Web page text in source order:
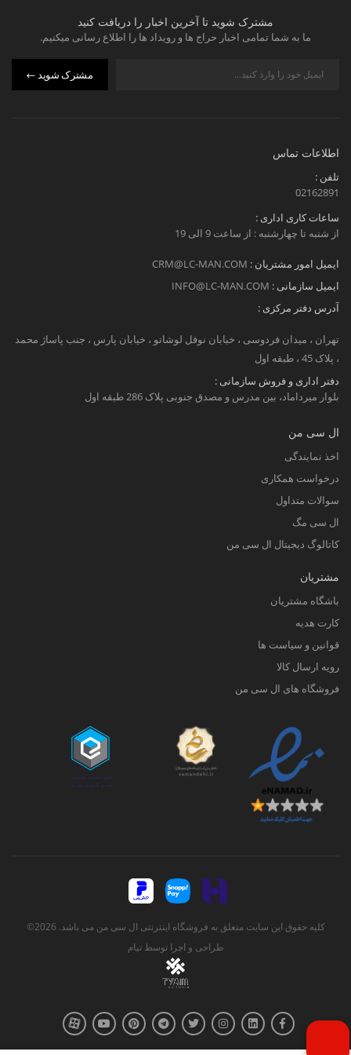
مشترک شوید تا آخرین اخبار را دریافت کنید
ما به شما تمامی اخبار حراج ها و رویداد ها را اطلاع رسانی میکنیم.
مشترک شوید
اطلاعات تماس
تلفن :
02162891
ساعات کاری اداری :
از شنبه تا چهارشنبه : از ساعت 9 الی 19
ایمیل امور مشتریان : CRM@LC-MAN.COM
ایمیل سازمانی : INFO@LC-MAN.COM
آدرس دفتر مرکزی :
تهران ، میدان فردوسی ، خبابان نوفل لوشاتو ، خیابان پارس ، جنب پاساژ محمد
، پلاک 45 ، طبقه اول
دفتر اداری و فروش سازمانی :
بلوار میرداماد، بین مدرس و مصدق جنوبی پلاک 286 طبقه اول
ال سی من
اخذ نمایندگی
درخواست همکاری
سوالات متداول
ال سی مگ
کاتالوگ دیجیتال ال سی من
مشتریان
باشگاه مشتریان
کارت هدیه
قوانین و سیاست ها
رویه ارسال کالا
فروشگاه های ال سی من
کلیه حقوق این سایت متعلق به فروشگاه اینترنتی ال سی من می باشد. 2026©
طراحی و اجرا توسطتیام